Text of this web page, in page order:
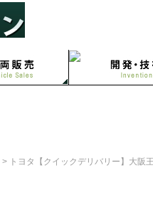
> トヨタ【クイックデリバリー】大阪